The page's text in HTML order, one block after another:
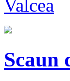
Valcea
Scaun